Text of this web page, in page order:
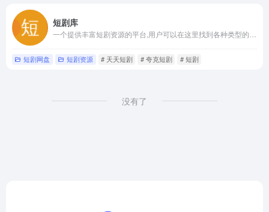
标
签
为
短剧库
短剧网盘 短剧资源 # 天天短剧 # 夸克短剧 # 短剧
没有了